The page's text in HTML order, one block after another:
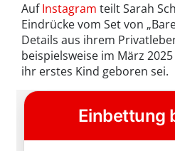
AufInstagram teilt Sarah
Eindrücke vom Set von
Details aus ihrem
beispielsweise im März
ihr erstes Kind geboren sei.